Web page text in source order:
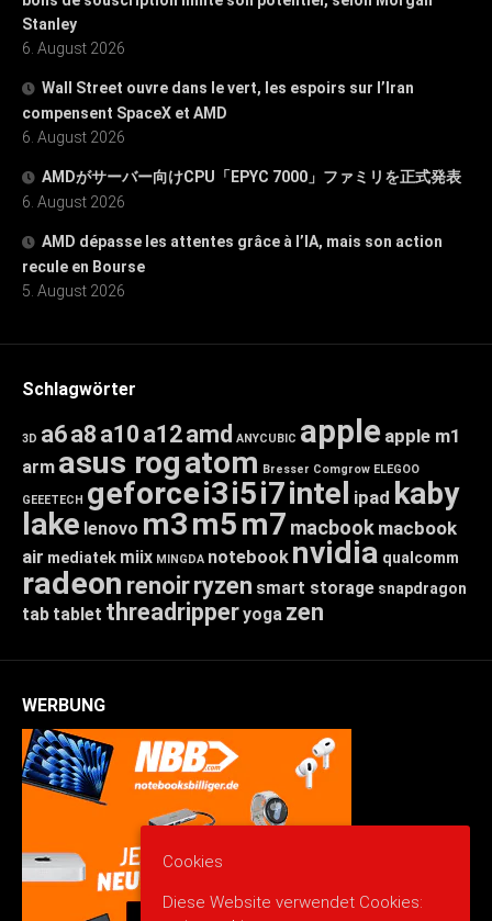
Stanley
6. August 2026
Wall Street ouvre dans le vert, les espoirs sur l’Iran
compensent SpaceX et AMD
6. August 2026
AMDがサーバー向けCPU「EPYC 7000」ファミリを正式発表
6. August 2026
AMD dépasse les attentes grâce à l’IA, mais son action
recule en Bourse
5. August 2026
Schlagwörter
3D a6a8 a10 a12amd ANYCUBIC apple apple m1
arm asus rogatom Bresser Comgrow ELEGOO
GEEETECH geforcei3i5i7intel ipad kaby
lake lenovo m3m5m7 macbook macbook
air mediatek miix MINGDA notebook nvidia qualcomm
radeon renoirryzen smart storage snapdragon
tab tablet threadripperyoga zen
WERBUNG
Cookies
Diese Website verwendet Cookies: